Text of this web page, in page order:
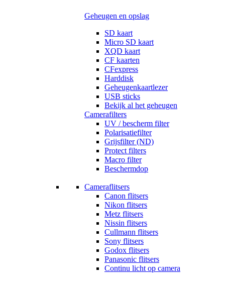
Geheugen en opslag
SD kaart
Micro SD kaart
XQD kaart
CF kaarten
CFexpress
Harddisk
Geheugenkaartlezer
USB sticks
Bekijk al het geheugen
Camerafilters
UV / bescherm filter
Polarisatiefilter
Grijsfilter (ND)
Protect filters
Macro filter
Beschermdop
Cameraflitsers
Canon flitsers
Nikon flitsers
Metz flitsers
Nissin flitsers
Cullmann flitsers
Sony flitsers
Godox flitsers
Panasonic flitsers
Continu licht op camera